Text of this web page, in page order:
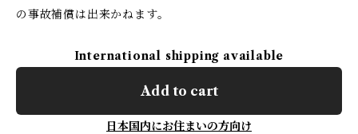
の事故補償は出来かねます。
International shipping available
Add to cart
日本国内にお住まいの方向け